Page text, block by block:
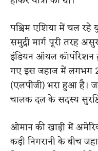
पश्चिम एशिया में चल रहे
समुद्री मार्ग पूरी तरह
इंडियन ऑयल कॉर्पोरेशन
गए इस जहाज में लगभग
(एलपीजी) भरा हुआ है।
चालक दल के सदस्य
ओमान की खाड़ी में
कड़ी निगरानी के बीच